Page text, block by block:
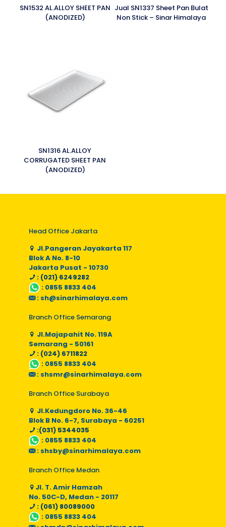
SN1532 AL.ALLOY SHEET PAN
(ANODIZED)
Jual SN1337 Sheet Pan Bulat
Non Stick – Sinar Himalaya
SN1316 AL.ALLOY
CORRUGATED SHEET PAN
(ANODIZED)
Head Office Jakarta
Jl.Pangeran Jayakarta 117
Blok A No. 8-10
Jakarta Pusat - 10730
: (021) 6249282
: 0855 8833 404
: sh@sinarhimalaya.com
Branch Office Semarang
Jl.Majapahit No. 119A
Semarang - 50161
: (024) 6711822
: 0855 8833 404
: shsmr@sinarhimalaya.com
Branch Office Surabaya
Jl.Kedungdoro No. 36-46
Blok B No. 6-7, Surabaya - 60251
:(031) 5344035
: 0855 8833 404
: shsby@sinarhimalaya.com
Branch Office Medan
Jl. T. Amir Hamzah
No. 50C-D, Medan - 20117
: (061) 80089000
: 0855 8833 404